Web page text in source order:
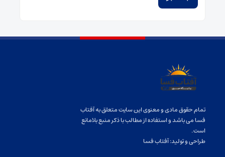
تمام حقوق مادی و معنوی این سایت متعلق به آفتاب
فسا می باشد و استفاده از مطالب با ذکر منبع بلامانع
است.
طراحی و تولید:آفتاب فسا